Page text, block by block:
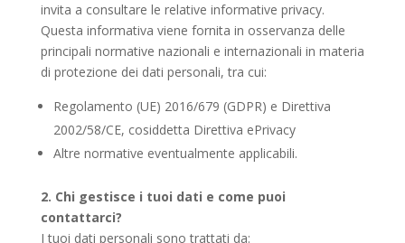
invita a consultare le relative informative privacy.
Questa informativa viene fornita in osservanza delle
principali normative nazionali e internazionali in materia
di protezione dei dati personali, tra cui:
Regolamento (UE) 2016/679 (GDPR) e Direttiva
2002/58/CE, cosiddetta Direttiva ePrivacy
Altre normative eventualmente applicabili.
2. Chi gestisce i tuoi dati e come puoi
contattarci?
I tuoi dati personali sono trattati da: